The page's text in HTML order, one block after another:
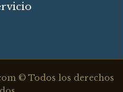
© Todos los derechos